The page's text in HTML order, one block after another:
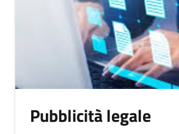
Pubblicità legale